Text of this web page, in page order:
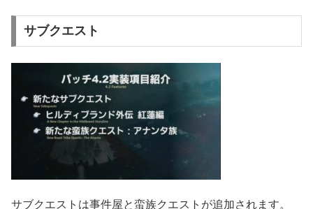
サブクエスト
サブクエストは事件屋と蛮族クエストが追加されます。